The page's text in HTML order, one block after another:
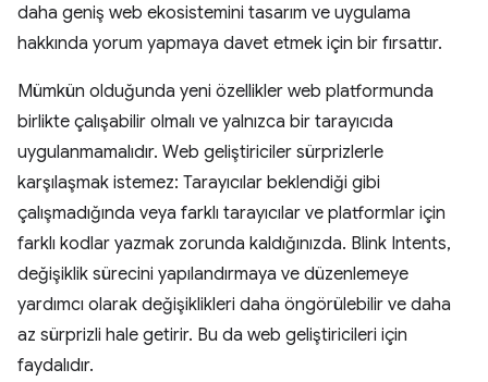
daha geniş web ekosistemini tasarım ve uygulama
hakkında yorum yapmaya davet etmek için bir fırsattır.
Mümkün olduğunda yeni özellikler web platformunda
birlikte çalışabilir olmalı ve yalnızca bir tarayıcıda
uygulanmamalıdır. Web geliştiriciler sürprizlerle
karşılaşmak istemez: Tarayıcılar beklendiği gibi
çalışmadığında veya farklı tarayıcılar ve platformlar için
farklı kodlar yazmak zorunda kaldığınızda. Blink Intents,
değişiklik sürecini yapılandırmaya ve düzenlemeye
yardımcı olarak değişiklikleri daha öngörülebilir ve daha
az sürprizli hale getirir. Bu da web geliştiricileri için
faydalıdır.